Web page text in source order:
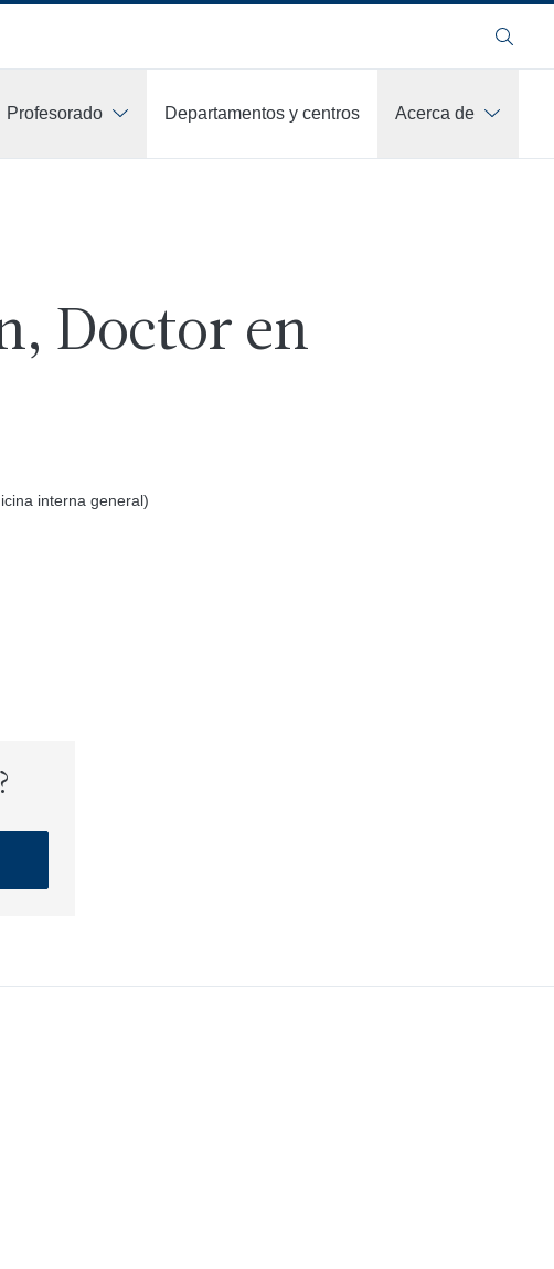
Buscar
Profesorado Departamentos y centros
Acerca de
Doctor en
interna general)